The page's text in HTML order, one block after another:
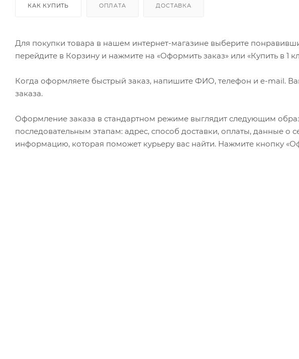
КАК КУПИТЬ ОПЛАТА ДОСТАВКА
Для покупки товара в нашем интернет-магазине выберите
перейдите в Корзину и нажмите на «Оформить заказ» или «Купить в 1
Когда оформляете быстрый заказ, напишите ФИО, телефон и e-mail.
заказа.
Оформление заказа в стандартном режиме выглядит следующим
последовательным этапам: адрес, способ доставки, оплаты, данные о
информацию, которая поможет курьеру вас найти. Нажмите кнопку